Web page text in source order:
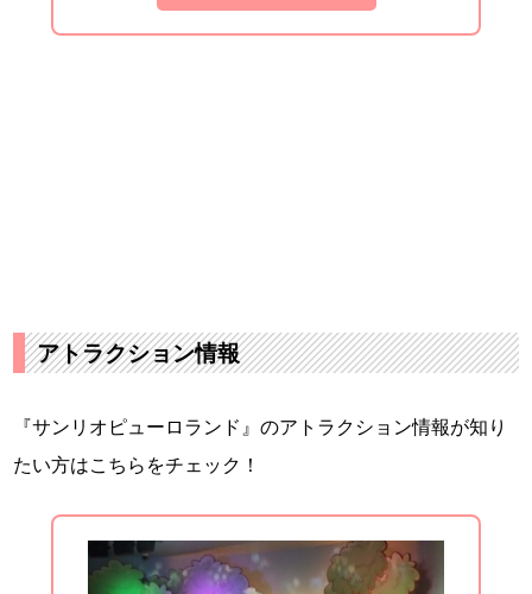
アトラクション情報
『サンリオピューロランド』のアトラクション情報が知り
たい方はこちらをチェック！